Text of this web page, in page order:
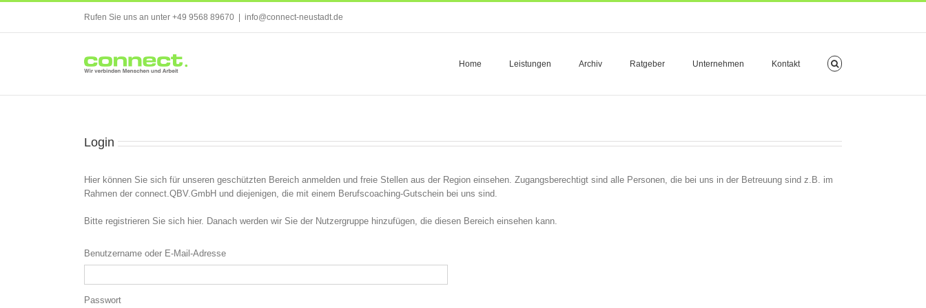
content
Rufen Sie uns an unter +49 9568 89670 info@connect-neustadt.de
Home Leistungen Archiv Ratgeber Unternehmen Kontakt
Login
Hier können Sie sich für unseren geschützten Bereich anmelden und freie Stellen aus der Region einsehen. Zugangsberechtigt sind alle Personen, die bei uns in der Betreuung sind z.B. im
Rahmen der connect.QBV.GmbH und diejenigen, die mit einem Berufscoaching-Gutschein bei uns sind.
Bitte registrieren Sie sich hier. Danach werden wir Sie der Nutzergruppe hinzufügen, die diesen Bereich einsehen kann.
Benutzername oder E-Mail-Adresse
Passwort